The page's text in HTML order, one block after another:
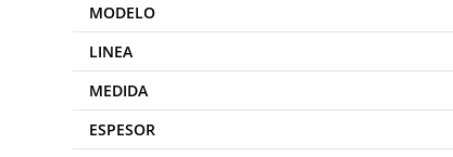
MODELO
LINEA
MEDIDA
ESPESOR